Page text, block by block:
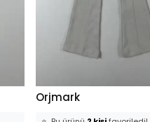
Orjmark